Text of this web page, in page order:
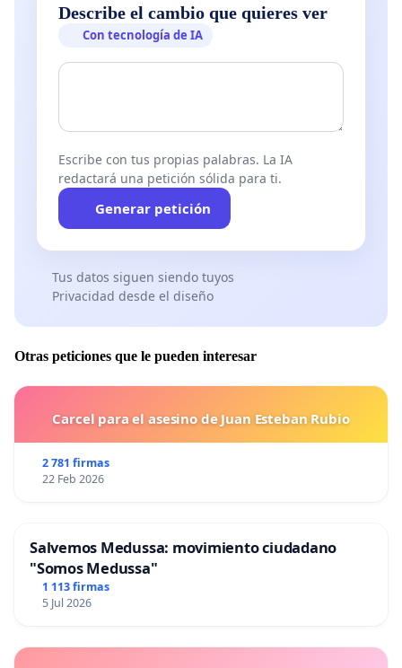
Describe el cambio que quieres ver
Con tecnología de IA
Escribe con tus propias palabras. La IA
redactará una petición sólida para ti.
Generar petición
Tus datos siguen siendo tuyos
Privacidad desde el diseño
Otras peticiones que le pueden interesar
Carcel para el asesino de Juan Esteban Rubio
2 781 firmas
22 Feb 2026
Salvemos Medussa: movimiento ciudadano
"Somos Medussa"
1 113 firmas
5 Jul 2026